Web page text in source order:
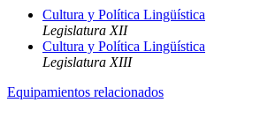
Cultura y Política Lingüística
Legislatura XII
Cultura y Política Lingüística
Legislatura XIII
Equipamientos relacionados